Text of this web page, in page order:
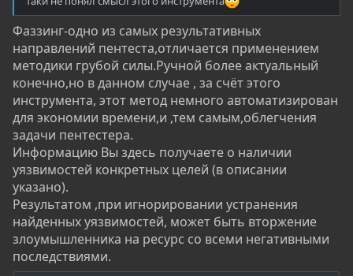
Фаззинг-одно из самых результативных
направлений пентеста,отличается применением
методики грубой силы.Ручной более актуальный
конечно,но в данном случае , за счёт этого
инструмента, этот метод немного автоматизирован
для экономии времени,и ,тем самым,облегчения
задачи пентестера.
Информацию Вы здесь получаете о наличии
уязвимостей конкретных целей (в описании
указано).
Результатом ,при игнорировании устранения
найденных уязвимостей, может быть вторжение
злоумышленника на ресурс со всеми негативными
последствиями.